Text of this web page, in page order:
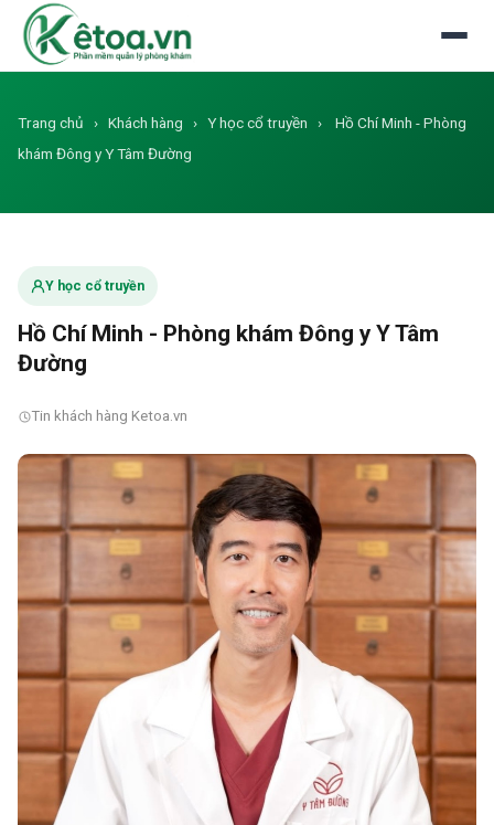
Trang chủ › Khách hàng › Y học cổ truyền ›
Hồ Chí Minh - Phòng
khám Đông y Y Tâm Đường
Y học cổ truyền
Hồ Chí Minh - Phòng khám Đông y Y Tâm
Đường
Tin khách hàng Ketoa.vn